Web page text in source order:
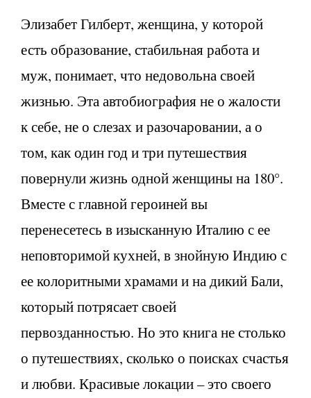
Элизабет Гилберт, женщина, у которой
есть образование, стабильная работа и
муж, понимает, что недовольна своей
жизнью. Эта автобиография не о жалости
к себе, не о слезах и разочаровании, а о
том, как один год и три путешествия
повернули жизнь одной женщины на 180°.
Вместе с главной героиней вы
перенесетесь в изысканную Италию с ее
неповторимой кухней, в знойную Индию с
ее колоритными храмами и на дикий Бали,
который потрясает своей
первозданностью. Но это книга не столько
о путешествиях, сколько о поисках счастья
и любви. Красивые локации – это своего